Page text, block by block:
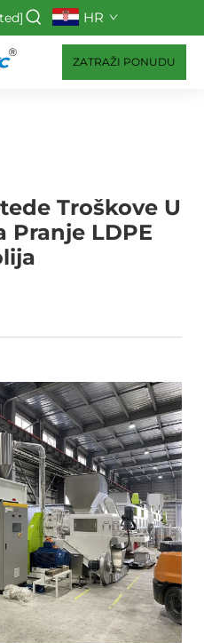
HR
ZATRAŽI PONUDU
Troškove U
Pranje LDPE